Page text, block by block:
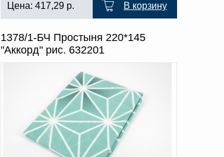
Цена: 417,29 р. В корзину
1378/1-БЧ Простыня 220*145
"Аккорд" рис. 632201